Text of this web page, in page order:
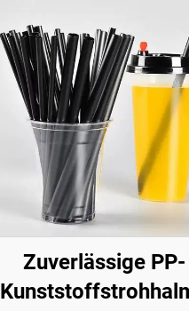
Zuverlässige PP-